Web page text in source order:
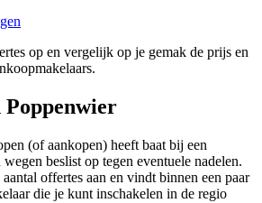
op en vergelijk op je gemak de prijs en
(of aankopen) heeft baat bij een
beslist op tegen eventuele nadelen.
offertes aan en vindt binnen een paar
die je kunt inschakelen in de regio